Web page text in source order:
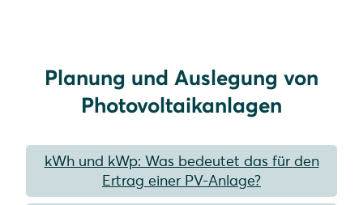
Planung und Auslegung von
Photovoltaikanlagen
kWh und kWp: Was bedeutet das für den
Ertrag einer PV-Anlage?